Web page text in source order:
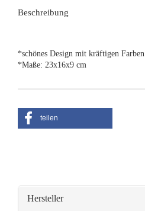
Beschreibung
*schönes Design mit kräftigen Farben
*Maße: 23x16x9 cm
teilen
Hersteller